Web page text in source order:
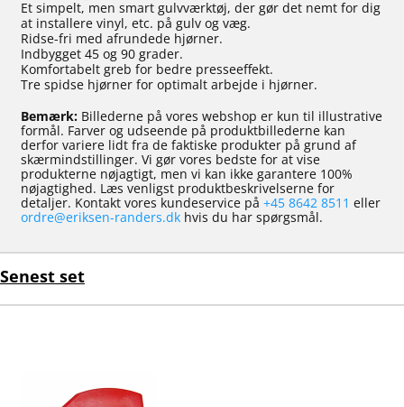
Et simpelt, men smart gulvværktøj, der gør det nemt for dig
at installere vinyl, etc. på gulv og væg.
Ridse-fri med afrundede hjørner.
Indbygget 45 og 90 grader.
Komfortabelt greb for bedre presseeffekt.
Tre spidse hjørner for optimalt arbejde i hjørner.
Bemærk: Billederne på vores webshop er kun til illustrative
formål. Farver og udseende på produktbillederne kan
derfor variere lidt fra de faktiske produkter på grund af
skærmindstillinger. Vi gør vores bedste for at vise
produkterne nøjagtigt, men vi kan ikke garantere 100%
nøjagtighed. Læs venligst produktbeskrivelserne for
detaljer. Kontakt vores kundeservice på +45 8642 8511 eller
ordre@eriksen-randers.dk hvis du har spørgsmål.
Senest set